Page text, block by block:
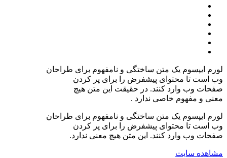
لورم ایپسوم یک متن ساختگی و نامفهوم برای طراحان
وب است تا محتوای پیشفرض را برای پر کردن
صفحات وب وارد کنند. در حقیقت این متن هیچ
معنی و مفهوم خاصی ندارد .
لورم ایپسوم یک متن ساختگی و نامفهوم برای طراحان
وب است تا محتوای پیشفرض را برای پر کردن
صفحات وب وارد کنند. این متن هیچ معنی ندارد.
مشاهده سایت